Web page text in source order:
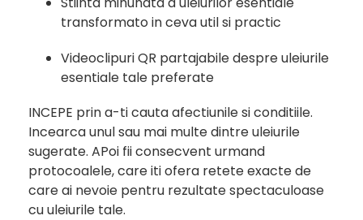
transformato in ceva util si practic
Videoclipuri QR partajabile despre uleiurile
esentiale tale preferate
INCEPE prin a-ti cauta afectiunile si conditiile.
Incearca unul sau mai multe dintre uleiurile
sugerate. APoi fii consecvent urmand
protocoalele, care iti ofera retete exacte de
care ai nevoie pentru rezultate spectaculoase
cu uleiurile tale.